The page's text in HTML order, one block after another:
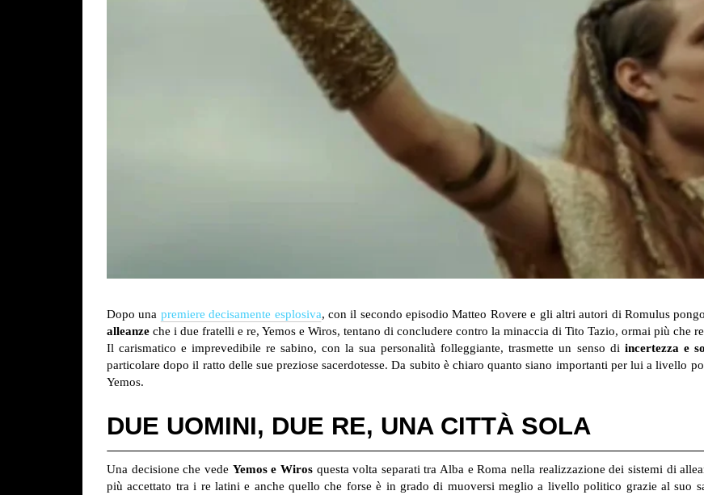
Dopo una premiere decisamente esplosiva, con il secondo episodio Matteo Rovere e gli altri autori di Romulus
alleanze che i due fratelli e re, Yemos e Wiros, tentano di concludere contro la minaccia di Tito Tazio, ormai più che
Il carismatico e imprevedibile re sabino, con la sua personalità folleggiante, trasmette un senso di incertezza e
particolare dopo il ratto delle sue preziose sacerdotesse. Da subito è chiaro quanto siano importanti per lui a livello
Yemos.
DUE UOMINI, DUE RE, UNA CITTÀ SOLA
Una decisione che vede Yemos e Wirosquesta volta separati tra Alba e Roma nella realizzazione dei sistemi di
più accettato tra i re latini e anche quello che forse è in grado di muoversi meglio a livello politico grazie al suo